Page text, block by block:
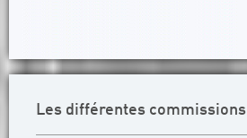
Les différentes commissions